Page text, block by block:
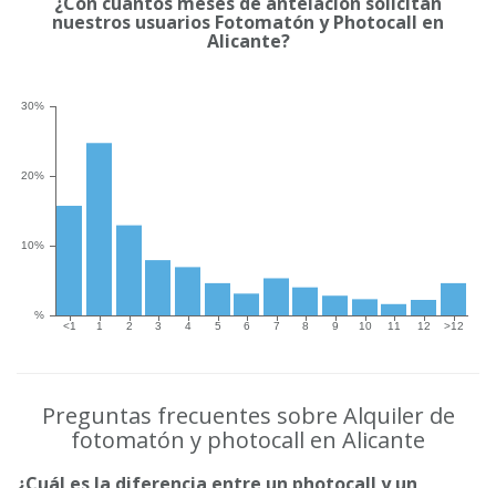
nuestros usuarios Fotomatón y Photocall en
Alicante?
Preguntas frecuentes sobre Alquiler de
fotomatón y photocall en Alicante